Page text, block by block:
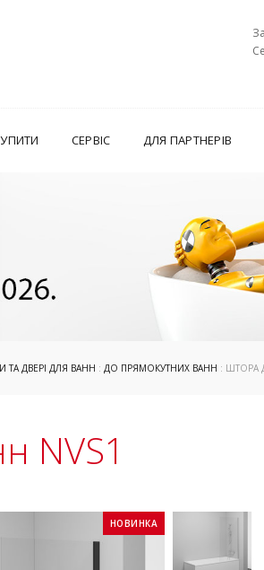
СЕРВІС ДЛЯ ПАРТНЕРІВ
ТА ДВЕРІ ДЛЯ ВАНН : ДО ПРЯМОКУТНИХ ВАНН : ШТОРА
NVS1
НОВИНКА